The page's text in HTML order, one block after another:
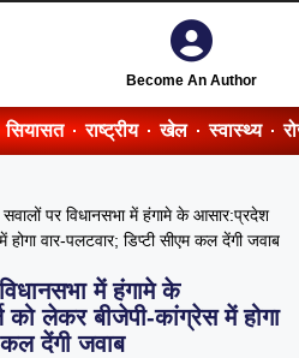
Become An Author
सियासत राष्ट्रीय खेल स्वास्थ्य
पर विधानसभा में हंगामे के आसार:प्रदेश
वार-पलटवार; डिप्टी सीएम कल देंगी जवाब
में हंगामे के
लेकर बीजेपी-कांग्रेस में होगा
कल देंगी जवाब